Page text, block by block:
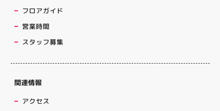
フロアガイド
営業時間
スタッフ募集
関連情報
アクセス